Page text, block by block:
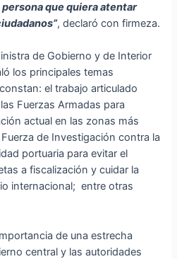
que quiera atentar
, declaró con firmeza.
de Gobierno y de Interior
los principales temas
el trabajo articulado
Fuerzas Armadas para
actual en las zonas más
de Investigación contra la
portuaria para evitar el
a fiscalización y cuidar la
internacional; entre otras
de una estrecha
central y las autoridades